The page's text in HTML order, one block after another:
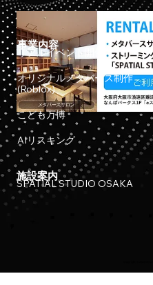
事業内容
リアルイベント開催
オリジナルメタバース制作
(Roblox)
こども万博
AIリスキング
施設案内
SPATIAL STUDIO OSAKA